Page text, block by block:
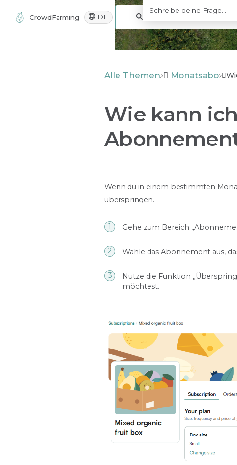
CrowdFarming DE
Alle Themen ​Monatsabo
Wie kann
Wenn du in einem bestimmten
überspringen.
Gehe zum Bereich
Wähle das Abonnement aus,
Nutze die Funktion
möchtest.